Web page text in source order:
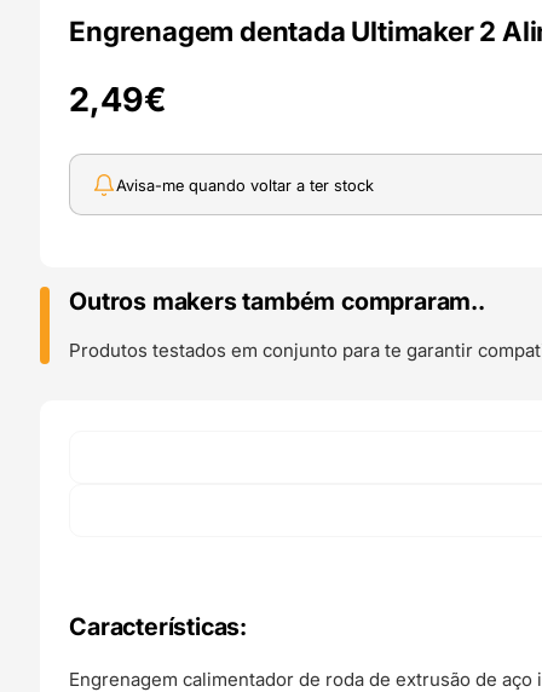
Engrenagem dentada Ultimaker 2
2,49€
Avisa-me quando voltar a ter stock
Outros makers também compraram..
Produtos testados em conjunto para te garantir
Características:
Engrenagem calimentador de roda de extrusão de